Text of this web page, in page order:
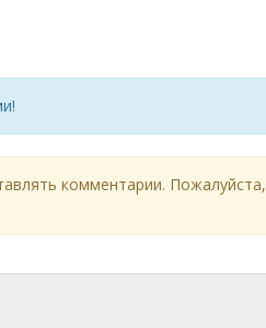
комментарии. Пожалуйста,